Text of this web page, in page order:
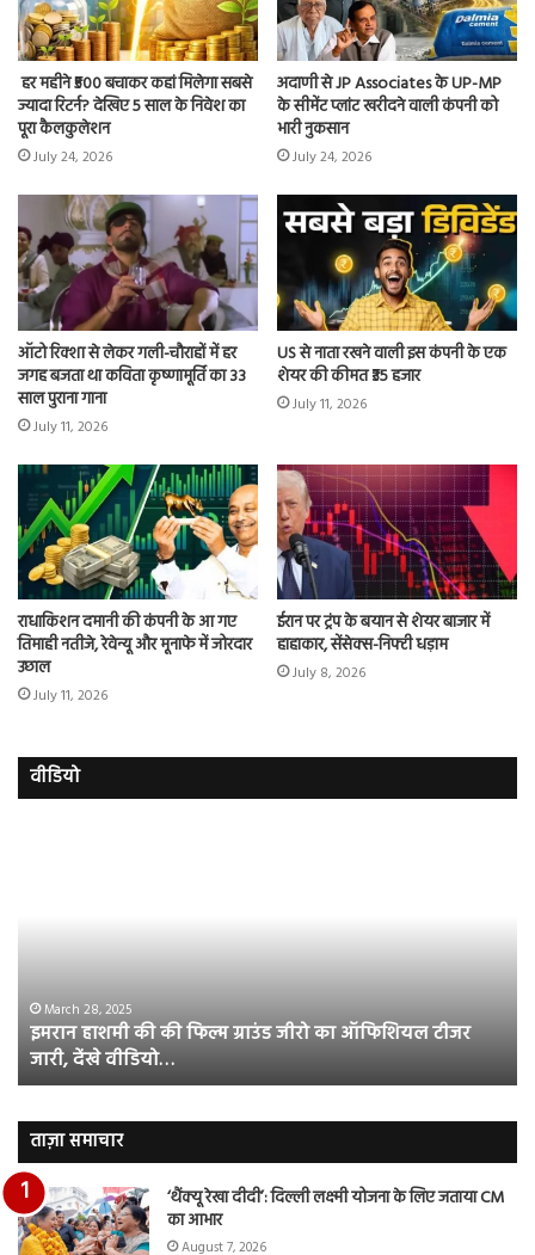
हर महीने ₹500 बचाकर कहां मिलेगा सबसे
ज्यादा रिटर्न? देखिए 5 साल के निवेश का
पूरा कैलकुलेशन
July 24, 2026
अदाणी से JP Associates के UP-MP
के सीमेंट प्लांट खरीदने वाली कंपनी को
भारी नुकसान
July 24, 2026
ऑटो रिक्शा से लेकर गली-चौराहों में हर
जगह बजता था कविता कृष्णामूर्ति का 33
साल पुराना गाना
July 11, 2026
US से नाता रखने वाली इस कंपनी के एक
शेयर की कीमत ₹35 हजार
July 11, 2026
राधाकिशन दमानी की कंपनी के आ गए
तिमाही नतीजे, रेवेन्यू और मूनाफे में जोरदार
उछाल
July 11, 2026
ईरान पर ट्रंप के बयान से शेयर बाजार में
हाहाकार, सेंसेक्स-निफ्टी धड़ाम
July 8, 2026
वीडियो
का
ऑफिशियल
टीजर
जारी,
वीडियो…
March 28, 2025
इमरान हाशमी की की फिल्म ग्राउंड जीरो का ऑफिशियल टीजर
जारी, देंखे वीडियो…
ताज़ा समाचार
‘थैंक्यू रेखा दीदी’: दिल्ली लक्ष्मी योजना के लिए जताया CM
का आभार
August 7, 2026